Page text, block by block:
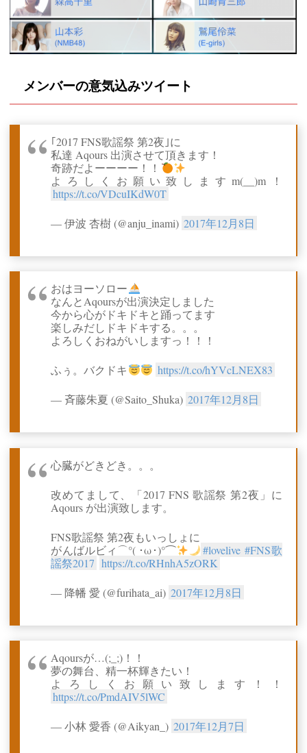
メンバーの意気込みツイート
｢2017 FNS歌謡祭 第2夜｣に
私達 Aqours 出演させて頂きます！
奇跡だよーーーー！！
よろしくお願い致しますm(__)m！
https://t.co/VDcuIKdW0T
— 伊波 杏樹 (@anju_inami) 2017年12月8日
おはヨーソロー
なんとAqoursが出演決定しました
今から心がドキドキと踊ってます
楽しみだしドキドキする。。。
よろしくおねがいしますっ！！！
ふぅ。バクドキ https://t.co/hYVcLNEX83
— 斉藤朱夏 (@Saito_Shuka) 2017年12月8日
心臓がどきどき。。。
改めてまして、「2017 FNS 歌謡祭 第2夜」に
Aqours が出演致します。
FNS歌謡祭 第2夜もいっしょに
がんばルビィ⌒°( ･ω･)°⌒
#lovelive #FNS歌
謡祭2017 https://t.co/RHnhA5zORK
— 降幡 愛 (@furihata_ai) 2017年12月8日
Aqoursが…(;_;)！！
夢の舞台、精一杯輝きたい！
よろしくお願い致します！！
https://t.co/PmdAIV5lWC
— 小林 愛香 (@Aikyan_) 2017年12月7日